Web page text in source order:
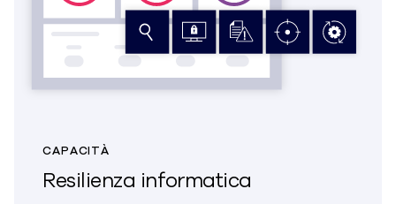
CAPACITÀ
Resilienza informatica